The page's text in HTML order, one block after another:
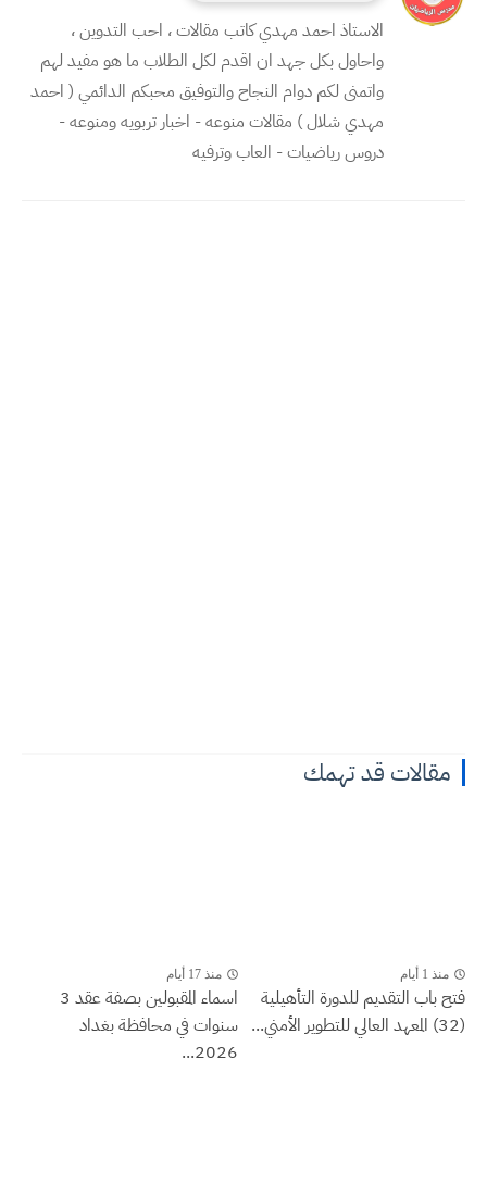
الاستاذ احمد مهدي كاتب مقالات ، احب التدوين ،
واحاول بكل جهد ان اقدم لكل الطلاب ما هو مفيد لهم
واتمنى لكم دوام النجاح والتوفيق محبكم الدائمي ( احمد
مهدي شلال ) مقالات منوعه - اخبار تربويه ومنوعه -
دروس رياضيات - العاب وترفيه
مقالات قد تهمك
منذ 1 أيام
فتح باب التقديم للدورة التأهيلية
(32) المعهد العالي للتطوير الأمني...
منذ 17 أيام
اسماء المقبولين بصفة عقد 3
سنوات في محافظة بغداد
2026...